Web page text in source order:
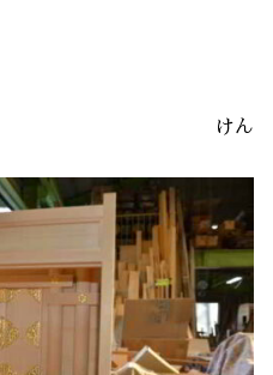
けん